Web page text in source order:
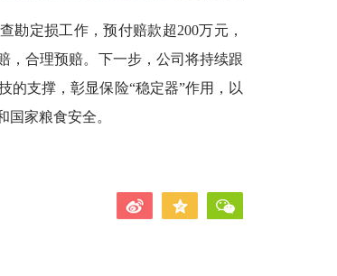
勘定损工作，预付赔款超200万元，
，合理预赔。下一步，公司将持续跟
的支撑，彰显保险“稳定器”作用，以
国家粮食安全。